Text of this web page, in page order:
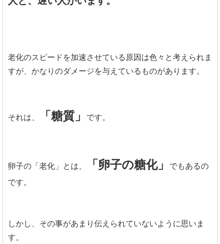
老化のスピードを加速させている原因は色々と考えられま
すが、かなりのダメージを与えているものがあります。
それは、 「糖質」 です。
卵子の「老化」とは、 「卵子の糖化」
でもあるの
です。
しかし、その事があまり伝えられていないように思いま
す。